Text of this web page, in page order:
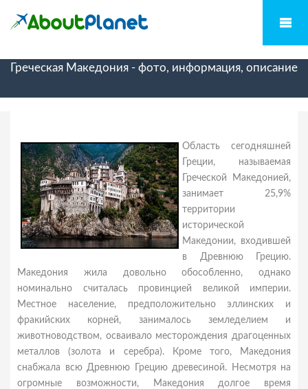
Греческая Македония - фото, информация, описание
Область сегодняшней
Греции, называемая
Греческой Македонией,
занимает 25,9%
территории
исторической
Македонии, входившей
в Древнюю Грецию.
Македония жила довольно обособленно, однако
номинально считалась провинцией великой империи.
Местное население, предположительно эллинских и
фракийских корней, занималось земледелием и
животноводством, осваивало месторождения драгоценных
металлов (золота и серебра). Кроме того, Македония
снабжала всю Древнюю Грецию древесиной. Несмотря на
огромные возможности, Македония долгое время